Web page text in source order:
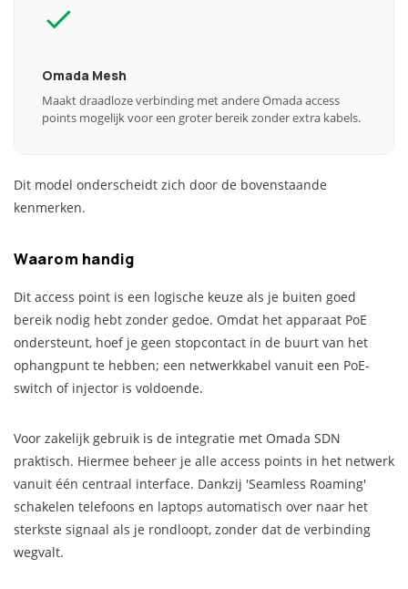
Omada Mesh
Maakt draadloze verbinding met andere Omada access
points mogelijk voor een groter bereik zonder extra kabels.
Dit model onderscheidt zich door de bovenstaande
kenmerken.
Waarom handig
Dit access point is een logische keuze als je buiten goed
bereik nodig hebt zonder gedoe. Omdat het apparaat PoE
ondersteunt, hoef je geen stopcontact in de buurt van het
ophangpunt te hebben; een netwerkkabel vanuit een PoE-
switch of injector is voldoende.
Voor zakelijk gebruik is de integratie met Omada SDN
praktisch. Hiermee beheer je alle access points in het netwerk
vanuit één centraal interface. Dankzij 'Seamless Roaming'
schakelen telefoons en laptops automatisch over naar het
sterkste signaal als je rondloopt, zonder dat de verbinding
wegvalt.